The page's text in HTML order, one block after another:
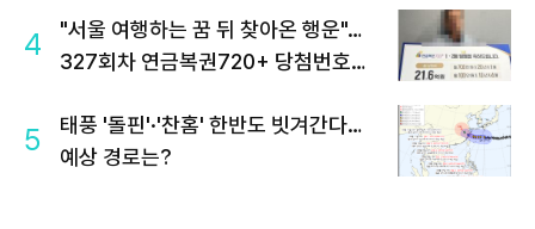
4
"서울 여행하는 꿈 뒤 찾아온 행운"…
327회차 연금복권720+ 당첨번호조
5
태풍 '돌핀'·'찬홈' 한반도 빗겨간다…
예상 경로는?